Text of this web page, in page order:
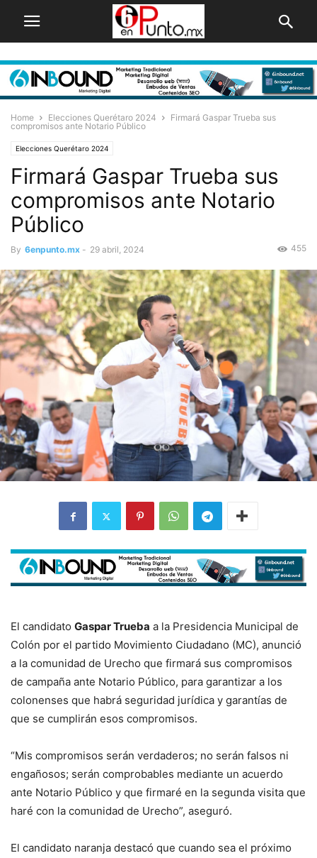
Home Elecciones Querétaro 2024
Firmará Gaspar Trueba sus
compromisos ante Notario Público
Elecciones Querétaro 2024
Firmará Gaspar Trueba sus
compromisos ante Notario
Público
By 6enpunto.mx - 29 abril, 2024 455
El candidato Gaspar Trueba a la Presidencia Municipal de
Colón por el partido Movimiento Ciudadano (MC), anunció
a la comunidad de Urecho que firmará sus compromisos
de campaña ante Notario Público, para garantizar a los
colonenses que habrá seguridad jurídica y garantías de
que se cumplirán esos compromisos.
“Mis compromisos serán verdaderos; no serán falsos ni
engañosos; serán comprobables mediante un acuerdo
ante Notario Público y que firmaré en la segunda visita que
haré con la comunidad de Urecho”, aseguró.
El candidato naranja destacó que cuando sea el próximo